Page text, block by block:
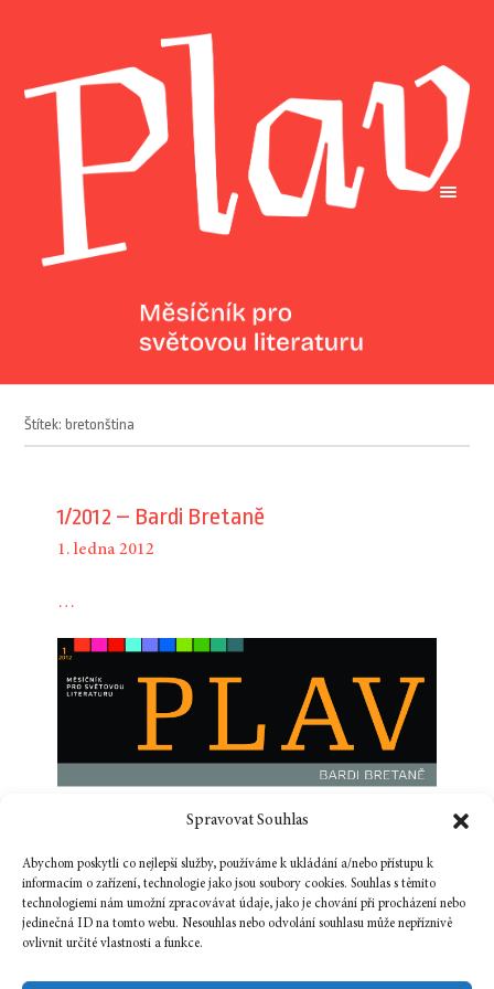
Spravovat Souhlas
Abychom poskytli co nejlepší služby, používáme k ukládání a/nebo přístupu k
informacím o zařízení, technologie jako jsou soubory cookies. Souhlas s těmito
technologiemi nám umožní zpracovávat údaje, jako je chování při procházení nebo
jedinečná ID na tomto webu. Nesouhlas nebo odvolání souhlasu může nepříznivě
ovlivnit určité vlastnosti a funkce.
Štítek: bretonština
1/2012 – Bardi Bretaně
1. ledna 2012
…